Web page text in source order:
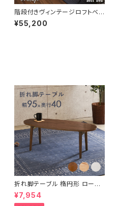
階段付きヴィンテージロフトベッ
ド シングルベッド パイプベッド
ロフトベッド bed ロフト ハシゴ
¥55,200
折れ脚テーブル 楕円形 ローテ
ーブル センターテーブル リビン
グテーブル 天然木 幅95 3色展
¥7,954